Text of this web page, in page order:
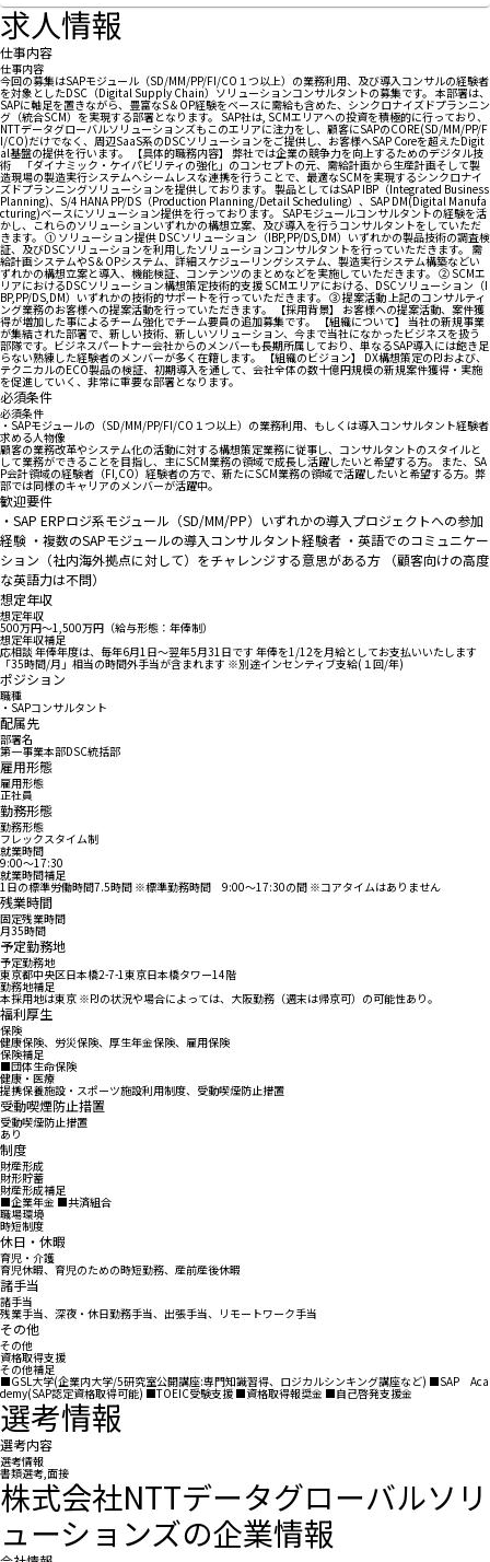
求人情報
仕事内容
仕事内容
今回の募集はSAPモジュール（SD/MM/PP/FI/CO１つ以上）の業務利用、及び導入コンサルの経験者
を対象としたDSC（Digital Supply Chain）ソリューションコンサルタントの募集です。 本部署は、
SAPに軸足を置きながら、豊富なS＆OP経験をベースに需給も含めた、シンクロナイズドプランニン
グ（統合SCM）を実現する部署となります。 SAP社は, SCMエリアへの投資を積極的に行っており、
NTTデータグローバルソリューションズもこのエリアに注力をし、顧客にSAPのCORE(SD/MM/PP/F
I/CO)だけでなく、周辺SaaS系のDSCソリューションをご提供し、お客様へSAP Coreを超えたDigit
al基盤の提供を行います。 【具体的職務内容】 弊社では企業の競争力を向上するためのデジタル技
術 「ダイナミック・ケイパビリティの強化」のコンセプトの元、需給計画から生産計画そして製
造現場の製造実行システムへシームレスな連携を行うことで、最適なSCMを実現するシンクロナイ
ズドプランニングソリューションを提供しております。 製品としてはSAP IBP（Integrated Business
Planning)、S/4 HANA PP/DS（Production Planning/Detail Scheduling）、SAP DM(Digital Manufa
cturing)ベースにソリューション提供を行っております。 SAPモジュールコンサルタントの経験を活
かし、これらのソリューションいずれかの構想立案、及び導入を行うコンサルタントをしていただ
きます。 ① ソリューション提供 DSCソリューション（IBP,PP/DS,DM）いずれかの製品技術の調査検
証、及びDSCソリューションを利用したソリューションコンサルタントを行っていただきます。 需
給計画システムやS＆OPシステム、詳細スケジューリングシステム、製造実行システム構築などい
ずれかの構想立案と導入、機能検証、コンテンツのまとめなどを実施していただきます。 ② SCMエ
リアにおけるDSCソリューション構想策定技術的支援 SCMエリアにおける、DSCソリューション（I
BP,PP/DS,DM）いずれかの技術的サポートを行っていただきます。 ③ 提案活動 上記のコンサルティ
ング業務のお客様への提案活動を行っていただきます。 【採用背景】 お客様への提案活動、案件獲
得が増加した事によるチーム強化でチーム要員の追加募集です。 【組織について】 当社の新規事業
が集結された部署で、新しい技術、新しいソリューション、今まで当社になかったビジネスを扱う
部隊です。ビジネスパートナー会社からのメンバーも長期所属しており、単なるSAP導入には飽き足
らない熟練した経験者のメンバーが多く在籍します。 【組織のビジョン】 DX構想策定のPJおよび、
テクニカルのECO製品の検証、初期導入を通して、会社全体の数十億円規模の新規案件獲得・実施
を促進していく、非常に重要な部署となります。
必須条件
必須条件
・SAPモジュールの（SD/MM/PP/FI/CO１つ以上）の業務利用、もしくは導入コンサルタント経験者
求める人物像
顧客の業務改革やシステム化の活動に対する構想策定業務に従事し、コンサルタントのスタイルと
して業務ができることを目指し、主にSCM業務の領域で成長し活躍したいと希望する方。 また、SA
P会計領域の経験者（FI,CO）経験者の方で、新たにSCM業務の領域で活躍したいと希望する方。弊
部では同様のキャリアのメンバーが活躍中。
歓迎要件
・SAP ERPロジ系モジュール（SD/MM/PP）いずれかの導入プロジェクトへの参加
経験 ・複数のSAPモジュールの導入コンサルタント経験者 ・英語でのコミュニケー
ション（社内海外拠点に対して）をチャレンジする意思がある方 （顧客向けの高度
な英語力は不問）
想定年収
想定年収
500万円〜1,500万円（給与形態：年俸制）
想定年収補足
応相談 年俸年度は、毎年6月1日～翌年5月31日です 年俸を1/12を月給としてお支払いいたします
「35時間/月」相当の時間外手当が含まれます ※別途インセンティブ支給(１回/年)
ポジション
職種
・SAPコンサルタント
配属先
部署名
第一事業本部DSC統括部
雇用形態
雇用形態
正社員
勤務形態
勤務形態
フレックスタイム制
就業時間
9:00〜17:30
就業時間補足
1日の標準労働時間7.5時間 ※標準勤務時間 9:00～17:30の間 ※コアタイムはありません
残業時間
固定残業時間
月35時間
予定勤務地
予定勤務地
東京都中央区日本橋2-7-1東京日本橋タワー14階
勤務地補足
本採用地は東京 ※PJの状況や場合によっては、大阪勤務（週末は帰京可）の可能性あり。
福利厚生
保険
健康保険、労災保険、厚生年金保険、雇用保険
保険補足
■団体生命保険
健康・医療
提携保養施設・スポーツ施設利用制度、受動喫煙防止措置
受動喫煙防止措置
受動喫煙防止措置
あり
制度
財産形成
財形貯蓄
財産形成補足
■企業年金 ■共済組合
職場環境
時短制度
休日・休暇
育児・介護
育児休暇、育児のための時短勤務、産前産後休暇
諸手当
諸手当
残業手当、深夜・休日勤務手当、出張手当、リモートワーク手当
その他
その他
資格取得支援
その他補足
■GSL大学(企業内大学/5研究室公開講座:専門知識習得、ロジカルシンキング講座など) ■SAP Aca
demy(SAP認定資格取得可能) ■TOEIC受験支援 ■資格取得報奨金 ■自己啓発支援金
選考情報
選考内容
選考情報
書類選考,面接
株式会社NTTデータグローバルソリ
ューションズの企業情報